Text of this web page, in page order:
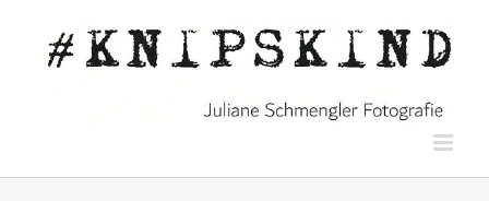
Inhalt
springen